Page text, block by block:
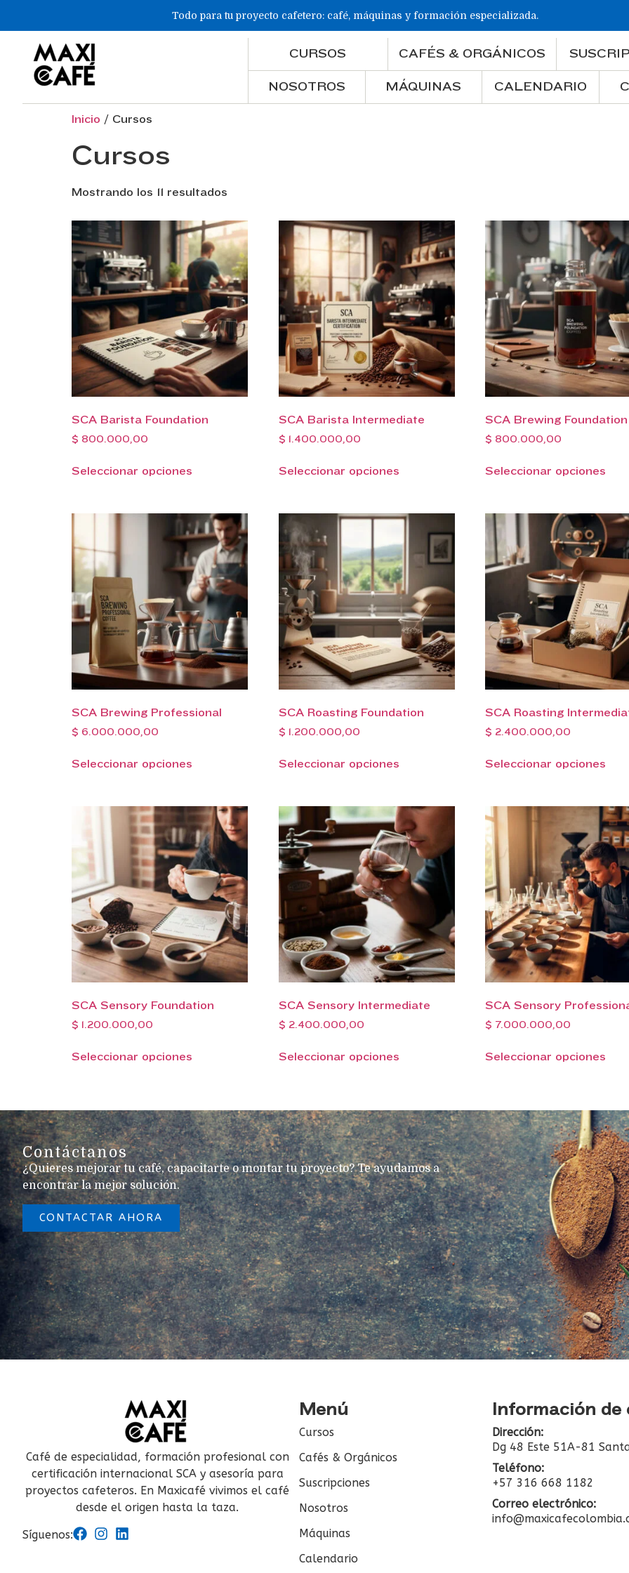
Todo para tu proyecto cafetero: café, máquinas y formación especializada.
CURSOS CAFÉS & ORGÁNICOS
NOSOTROS MÁQUINAS CALENDARIO
Inicio / Cursos
Cursos
Mostrando los 11 resultados
SCA Barista Foundation
$ 800.000,00
Seleccionar opciones
SCA Barista Intermediate
$ 1.400.000,00
Seleccionar opciones
SCA Brewing Foundation
$ 800.000,00
Seleccionar opciones
SCA Brewing Professional
$ 6.000.000,00
Seleccionar opciones
SCA Roasting Foundation
$ 1.200.000,00
Seleccionar opciones
SCA Roasting
$ 2.400.000,00
Seleccionar opciones
SCA Sensory Foundation
$ 1.200.000,00
Seleccionar opciones
SCA Sensory Intermediate
$ 2.400.000,00
Seleccionar opciones
SCA Sensory
$ 7.000.000,00
Seleccionar opciones
Contáctanos
¿Quieres mejorar tu café, capacitarte o montar tu proyecto? Te ayudamos a
encontrar la mejor solución.
CONTACTAR AHORA
Café de especialidad, formación profesional con
certificación internacional SCA y asesoría para
proyectos cafeteros. En Maxicafé vivimos el café
desde el origen hasta la taza.
Síguenos:
Menú
Cursos
Cafés & Orgánicos
Suscripciones
Nosotros
Máquinas
Calendario
Información
Dirección:
Dg 48 Este 51A-81
Teléfono:
+57 316 668 1182
Correo electrónico: